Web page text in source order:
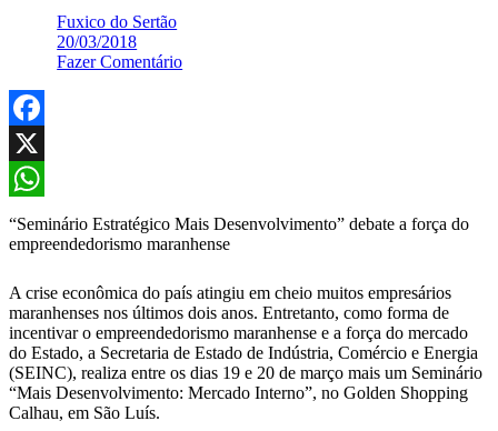
Fuxico do Sertão
20/03/2018
Fazer Comentário
Facebook
X
WhatsApp
“Seminário Estratégico Mais Desenvolvimento” debate a força do
empreendedorismo maranhense
A crise econômica do país atingiu em cheio muitos empresários
maranhenses nos últimos dois anos. Entretanto, como forma de
incentivar o empreendedorismo maranhense e a força do mercado
do Estado, a Secretaria de Estado de Indústria, Comércio e Energia
(SEINC), realiza entre os dias 19 e 20 de março mais um Seminário
“Mais Desenvolvimento: Mercado Interno”, no Golden Shopping
Calhau, em São Luís.